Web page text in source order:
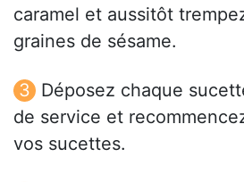
caramel et aussitôt
graines de sésame.
Déposez chaque
de service et
vos sucettes.